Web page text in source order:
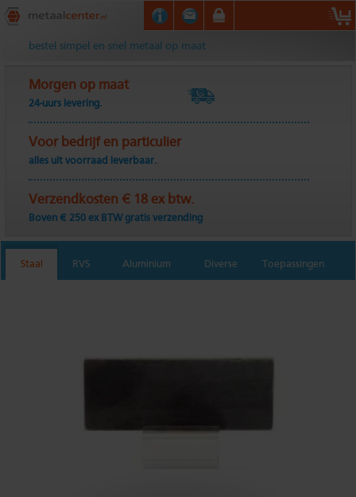
Metaalcenter.nl
bestel simpel en snel metaal op maat
Morgen op maat
24-uurs levering.
Voor bedrijf en particulier
alles uit voorraad leverbaar.
Verzendkosten € 18 ex btw.
Boven € 250 ex BTW gratis verzending
Staal RVS Aluminium Diverse Toepassingen